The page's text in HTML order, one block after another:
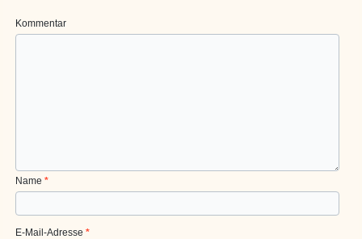
Kommentar
Name*
E-Mail-Adresse*